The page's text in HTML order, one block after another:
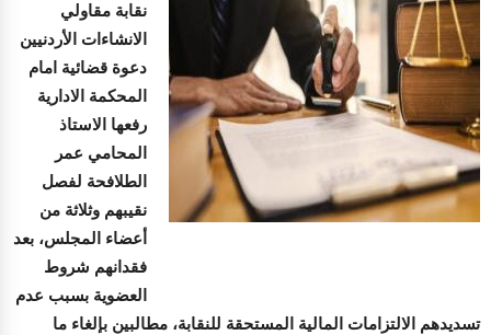
نقابة مقاولي
الانشاءات الأردنيين
دعوة قضائية امام
المحكمة الادارية
رفعها الاستاذ
المحامي عمر
الطلافحة لفصل
نقيبهم وثلاثة من
أعضاء المجلس، بعد
فقدانهم شروط
العضوية بسبب عدم
تسديدهم الالتزامات المالية المستحقة للنقابة، مطالبين بإلغاء ما